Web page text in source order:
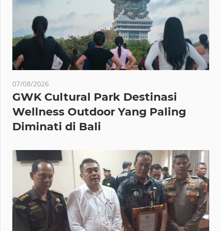
07/08/2026
GWK Cultural Park Destinasi
Wellness Outdoor Yang Paling
Diminati di Bali